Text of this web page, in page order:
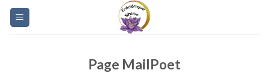
Skip
Page MailPoet